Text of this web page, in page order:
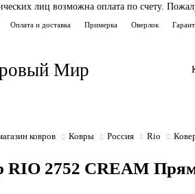
лиц возможна оплата по счету.
Оплата и доставка Примерка Оверлок
ковров Ковры Россия Rio
RIO 2752 CREAM